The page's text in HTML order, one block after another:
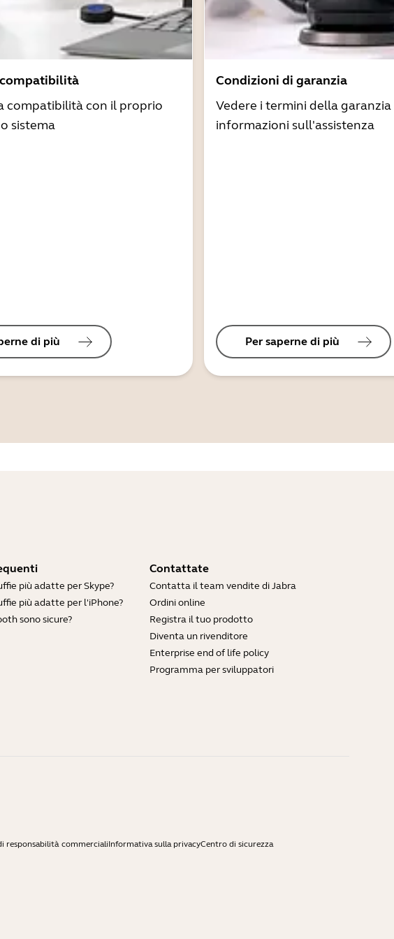
compatibilità con il proprio
sistema
di più
Condizioni di garanzia
Vedere i termini della garanzia
informazioni sull'assistenza
Per saperne di più
più adatte per Skype?
più adatte per l'iPhone?
sono sicure?
Contattate
Contatta il team vendite di Jabra
Ordini online
Registra il tuo prodotto
Diventa un rivenditore
Enterprise end of life policy
Programma per sviluppatori
responsabilità commercialiInformativa sulla privacyCentro di sicurezza